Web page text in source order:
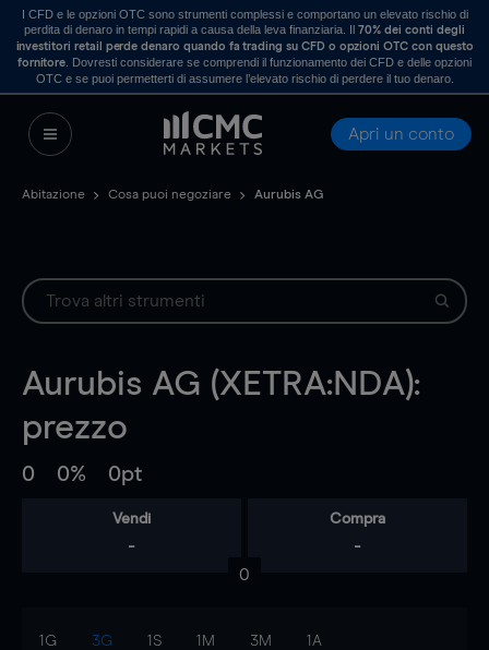
I CFD e le opzioni OTC sono strumenti complessi e comportano un elevato rischio di
perdita di denaro in tempi rapidi a causa della leva finanziaria. Il70% dei conti degli
investitori retail perde denaro quando fa trading su CFD o opzioni OTC con questo
fornitore . Dovresti considerare se comprendi il funzionamento dei CFD e delle opzioni
OTC e se puoi permetterti di assumere l’elevato rischio di perdere il tuo denaro.
Apri un conto
Abitazione Cosa puoi negoziare Aurubis AG
Aurubis AG (XETRA:NDA):
prezzo
0 0% 0pt
Vendi
-
Compra
-
0
1G 3G 1S 1M 3M 1A